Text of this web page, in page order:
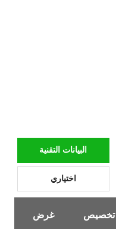
البيانات التقنية
اختياري